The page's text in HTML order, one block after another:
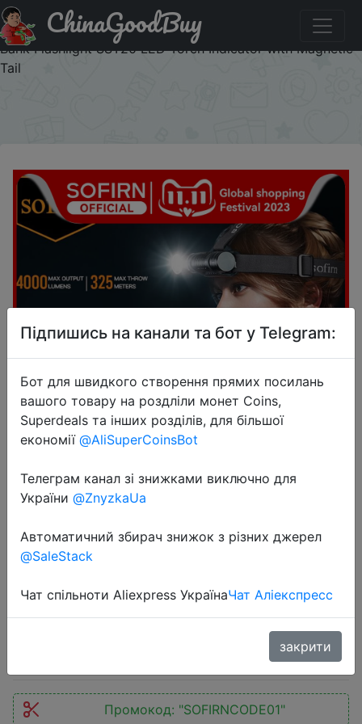
Промокод на знижку SOFIRNCODE01 SOFIRN HS41
Headlamp 4000lm 21700 USB C Rechargeable with Power
Bank Flashlight SST20 LED Torch Indicator with Magnetic
Tail
ChinaGoodBuy
2023-11-13
21700 USB C Rechargeable with
Power Bank Flashlight SST20 LED
Torch Indicator with Magnetic Tail
Промокод: "SOFIRNCODE01"
Підпишись на канали та бот у Telegram:
Бот для швидкого створення прямих посилань
вашого товару на роздліли монет Coins,
Superdeals та інших розділів, для більшої
економії @AliSuperCoinsBot
Телеграм канал зі знижками виключно для
України @ZnyzkaUa
Автоматичний збирач знижок з різних джерел
@SaleStack
Чат спільноти Aliexpress УкраїнаЧат Аліекспресс
закрити